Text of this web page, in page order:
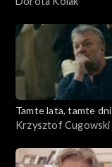
Tamte lata, tamte dni
Krzysztof Cugowski